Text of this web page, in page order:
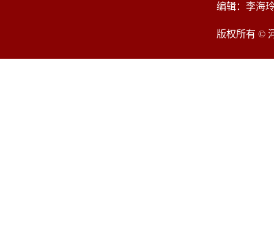
编辑：李海
版权所有 ©